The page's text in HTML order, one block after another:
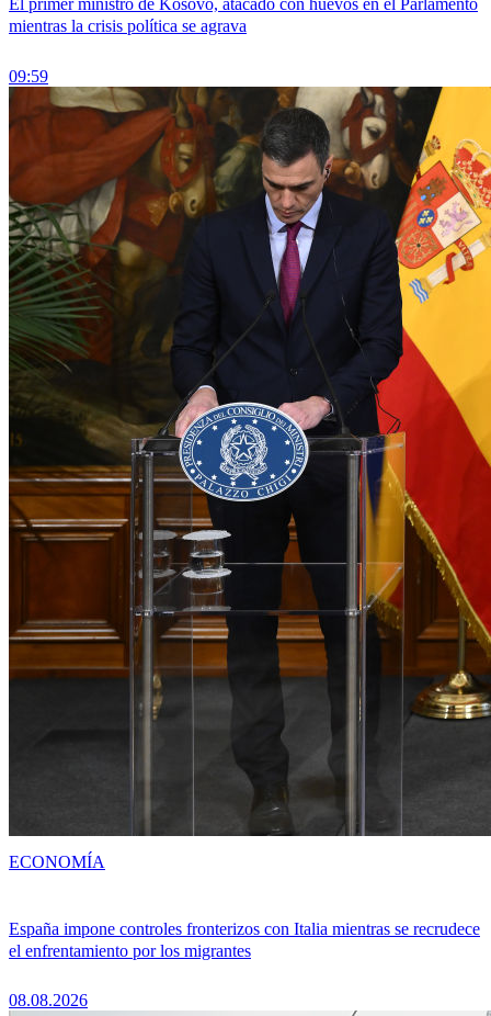
El primer ministro de Kosovo, atacado con huevos en el Parlamento
mientras la crisis política se agrava
09:59
España impone controles fronterizos con Italia mientras se recrudece
el enfrentamiento por los migrantes
08.08.2026
ECONOMÍA